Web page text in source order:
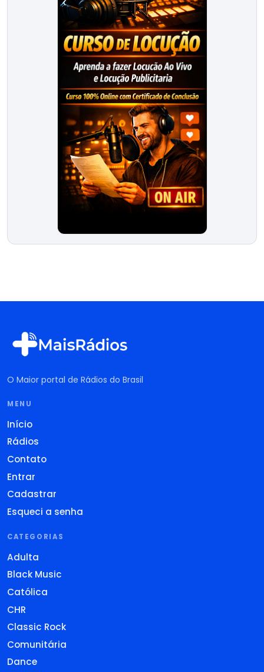
O Maior portal de Rádios do Brasil
MENU
Início
Rádios
Contato
Entrar
Cadastrar
Esqueci a senha
CATEGORIAS
Adulta
Black Music
Católica
CHR
Classic Rock
Comunitária
Dance